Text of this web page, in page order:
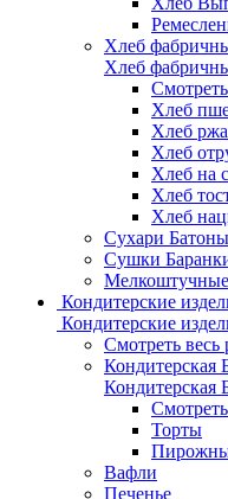
Хлеб
Хлеб
Хлеб
Хлеб
Хлеб
Хлеб на
Хлеб
Хлеб
Сухари Батоны
Сушки
Мелкоштучные
Кондитерские
Кондитерские
Смотреть весь
Кондитерская
Кондитерская
Торты
Вафли
Печенье